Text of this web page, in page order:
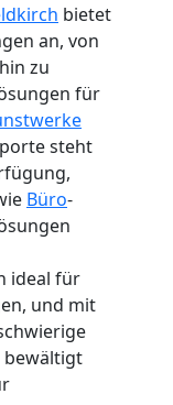
bietet
an, von
zu
für
steht
Büro-
ideal für
und mit
bewältigt